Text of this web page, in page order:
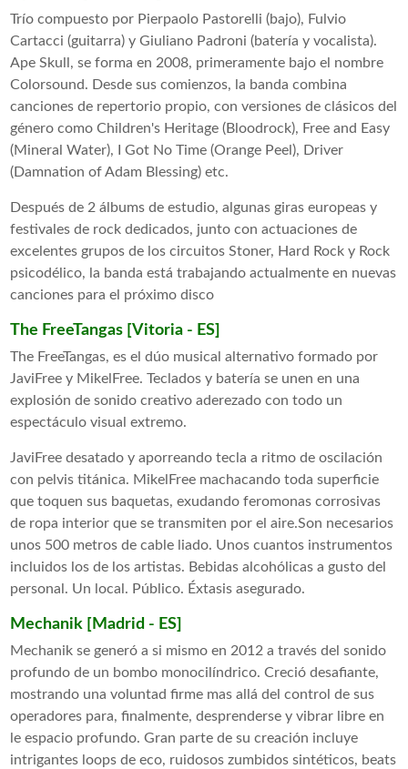
Trío compuesto por Pierpaolo Pastorelli (bajo), Fulvio
Cartacci (guitarra) y Giuliano Padroni (batería y vocalista).
Ape Skull, se forma en 2008, primeramente bajo el nombre
Colorsound. Desde sus comienzos, la banda combina
canciones de repertorio propio, con versiones de clásicos del
género como Children's Heritage (Bloodrock), Free and Easy
(Mineral Water), I Got No Time (Orange Peel), Driver
(Damnation of Adam Blessing) etc.
Después de 2 álbums de estudio, algunas giras europeas y
festivales de rock dedicados, junto con actuaciones de
excelentes grupos de los circuitos Stoner, Hard Rock y Rock
psicodélico, la banda está trabajando actualmente en nuevas
canciones para el próximo disco
The FreeTangas [Vitoria - ES]
The FreeTangas, es el dúo musical alternativo formado por
JaviFree y MikelFree. Teclados y batería se unen en una
explosión de sonido creativo aderezado con todo un
espectáculo visual extremo.
JaviFree desatado y aporreando tecla a ritmo de oscilación
con pelvis titánica. MikelFree machacando toda superficie
que toquen sus baquetas, exudando feromonas corrosivas
de ropa interior que se transmiten por el aire.Son necesarios
unos 500 metros de cable liado. Unos cuantos instrumentos
incluidos los de los artistas. Bebidas alcohólicas a gusto del
personal. Un local. Público. Éxtasis asegurado.
Mechanik [Madrid - ES]
Mechanik se generó a si mismo en 2012 a través del sonido
profundo de un bombo monocilíndrico. Creció desafiante,
mostrando una voluntad firme mas allá del control de sus
operadores para, finalmente, desprenderse y vibrar libre en
le espacio profundo. Gran parte de su creación incluye
intrigantes loops de eco, ruidosos zumbidos sintéticos, beats